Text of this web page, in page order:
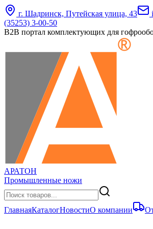
г. Шадринск, Путейская улица, 43
(35253) 3-00-50
B2B портал комплектующих для
АРАТОН
Промышленные ножи
ГлавнаяКаталогНовостиО компании